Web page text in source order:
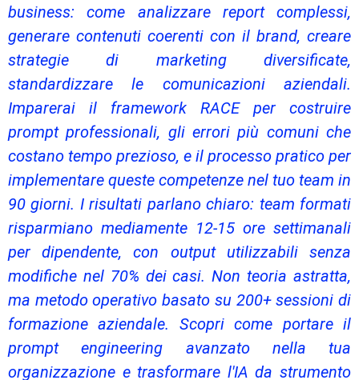
business: come analizzare report complessi,
generare contenuti coerenti con il brand, creare
strategie di marketing diversificate,
standardizzare le comunicazioni aziendali.
Imparerai il framework RACE per costruire
prompt professionali, gli errori più comuni che
costano tempo prezioso, e il processo pratico per
implementare queste competenze nel tuo team in
90 giorni. I risultati parlano chiaro: team formati
risparmiano mediamente 12-15 ore settimanali
per dipendente, con output utilizzabili senza
modifiche nel 70% dei casi. Non teoria astratta,
ma metodo operativo basato su 200+ sessioni di
formazione aziendale. Scopri come portare il
prompt engineering avanzato nella tua
organizzazione e trasformare l'IA da strumento